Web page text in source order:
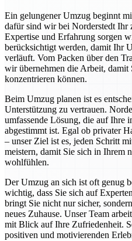
Ein gelungener Umzug beginnt
dafür sind wir bei Norderstedt Ihr
Expertise und Erfahrung sorgen
berücksichtigt werden, damit Ihr
verläuft. Vom Packen über den
wir übernehmen die Arbeit, damit
konzentrieren können.
Beim Umzug planen ist es
Unterstützung zu vertrauen.
umfassende Lösung, die auf Ihre
abgestimmt ist. Egal ob privater
– unser Ziel ist es, jeden Schritt
meistern, damit Sie sich in Ihrem
wohlfühlen.
Der Umzug an sich ist oft genug
wichtig, dass Sie sich auf
bringt Sie nicht nur sicher,
neues Zuhause. Unser Team
mit Blick auf Ihre Zufriedenheit.
positiven und motivierenden